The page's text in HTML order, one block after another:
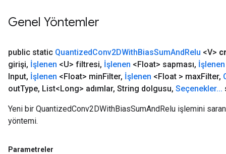
Genel Yöntemler
public static QuantizedConv2DWithBiasSumAndRelu <V>
girişi, İşlenen <U> filtresi, İşlenen <Float> sapması, İşlenen
Input, İşlenen <Float> minFilter, İşlenen <Float > maxFilter,
outType, List<Long> adımlar, String dolgusu, Seçenekler...
Yeni bir QuantizedConv2DWithBiasSumAndRelu işlemini
yöntemi.
Parametreler